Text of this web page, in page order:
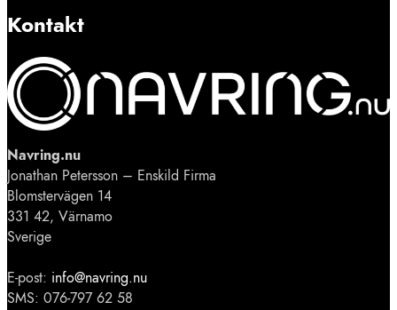
Kontakt
Navring.nu
Jonathan Petersson – Enskild Firma
Blomstervägen 14
331 42, Värnamo
Sverige
E-post: info@navring.nu
SMS: 076-797 62 58